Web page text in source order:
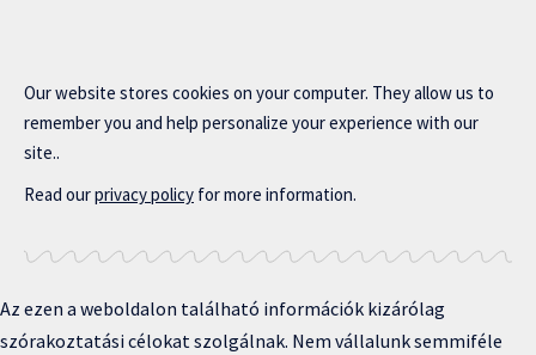
Our website stores cookies on your computer. They allow us to
remember you and help personalize your experience with our
site..
Read ourprivacy policy for more information.
Az ezen a weboldalon található információk kizárólag
szórakoztatási célokat szolgálnak. Nem vállalunk semmiféle